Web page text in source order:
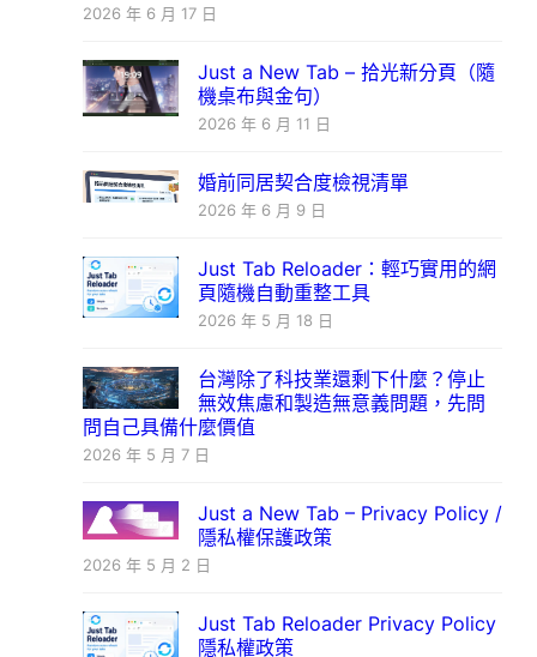
2026 年 6 月 17 日
Just a New Tab – 拾光新分頁（隨
機桌布與金句）
2026 年 6 月 11 日
婚前同居契合度檢視清單
2026 年 6 月 9 日
Just Tab Reloader：輕巧實用的網
頁隨機自動重整工具
2026 年 5 月 18 日
台灣除了科技業還剩下什麼？停止
無效焦慮和製造無意義問題，先問
問自己具備什麼價值
2026 年 5 月 7 日
Just a New Tab – Privacy Policy /
隱私權保護政策
2026 年 5 月 2 日
Just Tab Reloader Privacy Policy
隱私權政策